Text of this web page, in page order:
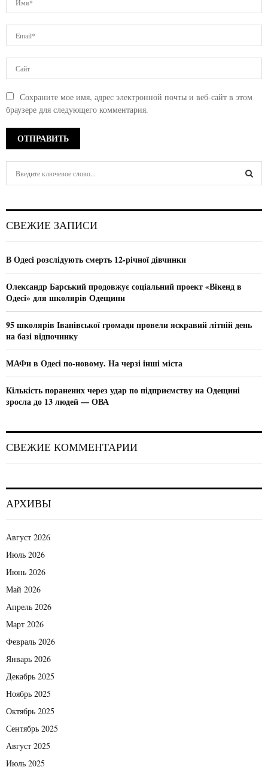
Сохраните мое имя, адрес электронной почты и веб-сайт в этом
браузере для следующего комментария.
h
o
СВЕЖИЕ ЗАПИСИ
В Одесі розслідують смерть 12-річної дівчинки
Олександр Барський продовжує соціальний проект «Вікенд в
Одесі» для школярів Одещини
95 школярів Іванівської громади провели яскравий літній день
на базі відпочинку
МАФи в Одесі по-новому. На черзі інші міста
Кількість поранених через удар по підприємству на Одещині
зросла до 13 людей — ОВА
СВЕЖИЕ КОММЕНТАРИИ
АРХИВЫ
Август 2026
Июль 2026
Июнь 2026
Май 2026
Апрель 2026
Март 2026
Февраль 2026
Январь 2026
Декабрь 2025
Ноябрь 2025
Октябрь 2025
Сентябрь 2025
Август 2025
Июль 2025